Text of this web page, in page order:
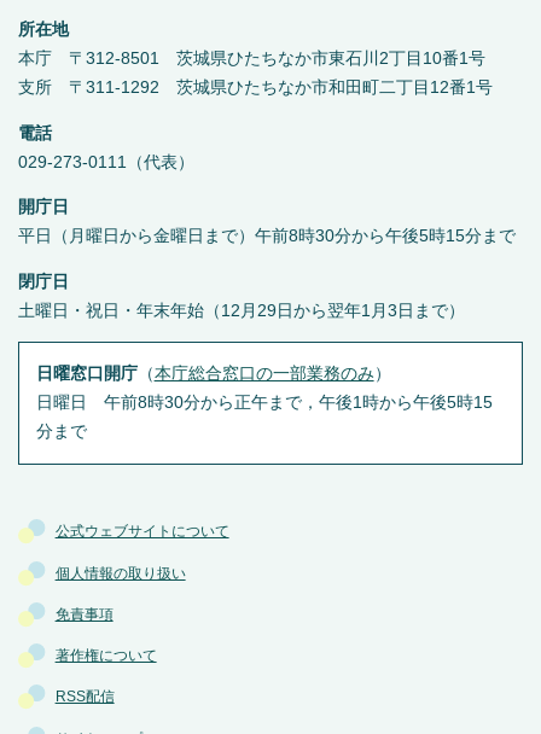
公式ウェブサイトについて
個人情報の取り扱い
免責事項
著作権について
RSS配信
所在地
本庁 〒312-8501 茨城県ひたちなか市東石川2丁目10番1号
支所 〒311-1292 茨城県ひたちなか市和田町二丁目12番1号
電話
029-273-0111（代表）
開庁日
平日（月曜日から金曜日まで）午前8時30分から午後5時15分まで
閉庁日
土曜日・祝日・年末年始（12月29日から翌年1月3日まで）
日曜窓口開庁（本庁総合窓口の一部業務のみ ）
日曜日 午前8時30分から正午まで，午後1時から午後5時15
分まで